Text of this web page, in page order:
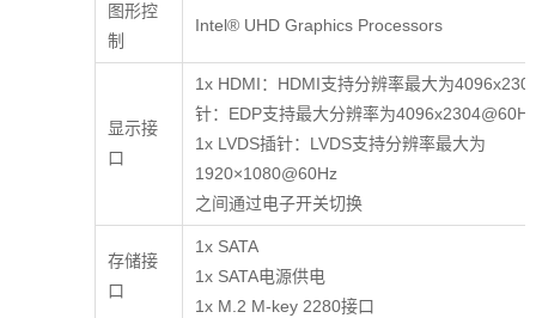
图形控
制
Intel® UHD Graphics Processors
显示接
口
1x HDMI：HDMI支持分辨率最大
针：EDP支持最大分辨率为
1x LVDS插针：LVDS支持分辨率最大为
1920×1080@60Hz 支持异
之间通过电子开关切换
存储接
口
1x SATA
1x SATA电源供电
1x M.2 M-key 2280接口